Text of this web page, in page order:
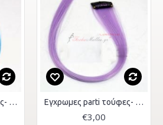
Εγχρωμες parti τούφες- Light blue 2 Εγχρωμες parti τούφες- Light Purple
€3,00